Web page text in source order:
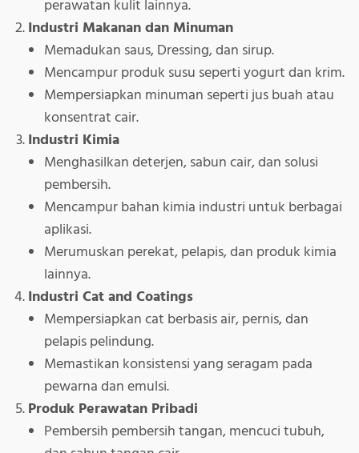
perawatan kulit lainnya.
Industri Makanan dan Minuman
Memadukan saus, Dressing, dan sirup.
Mencampur produk susu seperti yogurt dan krim.
Mempersiapkan minuman seperti jus buah atau
konsentrat cair.
Industri Kimia
Menghasilkan deterjen, sabun cair, dan solusi
pembersih.
Mencampur bahan kimia industri untuk berbagai
aplikasi.
Merumuskan perekat, pelapis, dan produk kimia
lainnya.
Industri Cat and Coatings
Mempersiapkan cat berbasis air, pernis, dan
pelapis pelindung.
Memastikan konsistensi yang seragam pada
pewarna dan emulsi.
Produk Perawatan Pribadi
Pembersih pembersih tangan, mencuci tubuh,